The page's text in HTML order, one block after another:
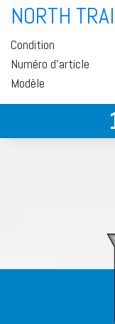
NORTH
Condition
Numéro d'article
Modèle